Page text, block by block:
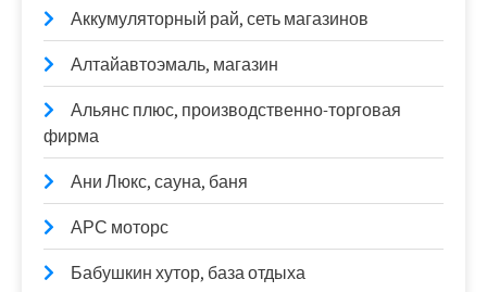
Аккумуляторный рай, сеть магазинов
Алтайавтоэмаль, магазин
Альянс плюс, производственно-торговая
фирма
Ани Люкс, сауна, баня
АРС моторс
Бабушкин хутор, база отдыха